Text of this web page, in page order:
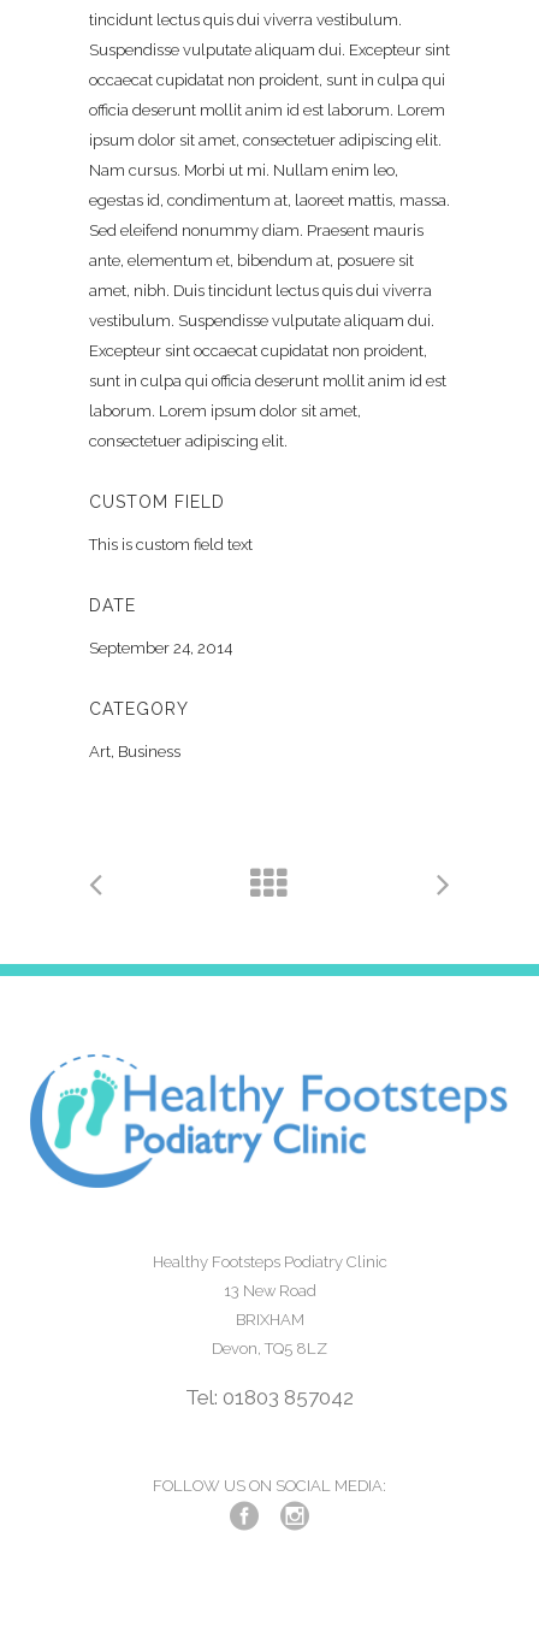
tincidunt lectus quis dui viverra vestibulum.
Suspendisse vulputate aliquam dui. Excepteur sint
occaecat cupidatat non proident, sunt in culpa qui
officia deserunt mollit anim id est laborum. Lorem
ipsum dolor sit amet, consectetuer adipiscing elit.
Nam cursus. Morbi ut mi. Nullam enim leo,
egestas id, condimentum at, laoreet mattis, massa.
Sed eleifend nonummy diam. Praesent mauris
ante, elementum et, bibendum at, posuere sit
amet, nibh. Duis tincidunt lectus quis dui viverra
vestibulum. Suspendisse vulputate aliquam dui.
Excepteur sint occaecat cupidatat non proident,
sunt in culpa qui officia deserunt mollit anim id est
laborum. Lorem ipsum dolor sit amet,
consectetuer adipiscing elit.
CUSTOM FIELD
This is custom field text
DATE
September 24, 2014
CATEGORY
Art, Business
Healthy Footsteps Podiatry Clinic
13 New Road
BRIXHAM
Devon, TQ5 8LZ
Tel: 01803 857042
FOLLOW US ON SOCIAL MEDIA: